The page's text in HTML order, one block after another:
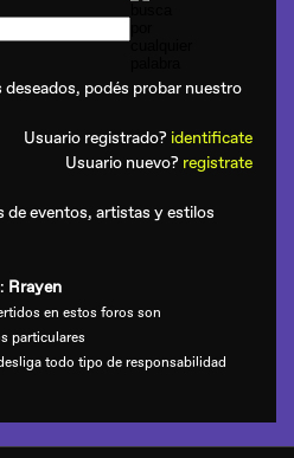
podés probar nuestro
Usuario registrado? identificate
Usuario nuevo? registrate
de eventos, artistas y estilos
Rrayen
en estos foros son
particulares
todo tipo de responsabilidad